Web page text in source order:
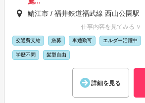
鯖江市 / 福井鉄道福武線 西山公園駅
仕事内容を見てみる ∨
交通費支給 急募 車通勤可 エルダー活躍中
学歴不問 髪型自由
詳細を見る